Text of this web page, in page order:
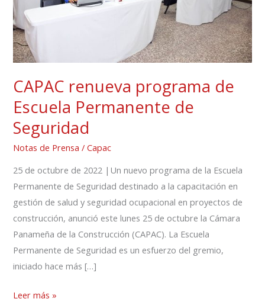
CAPAC renueva programa de
Escuela Permanente de
Seguridad
Notas de Prensa /Capac
25 de octubre de 2022 |Un nuevo programa de la Escuela
Permanente de Seguridad destinado a la capacitación en
gestión de salud y seguridad ocupacional en proyectos de
construcción, anunció este lunes 25 de octubre la Cámara
Panameña de la Construcción (CAPAC). La Escuela
Permanente de Seguridad es un esfuerzo del gremio,
iniciado hace más […]
de
Seguridad
Leer más »